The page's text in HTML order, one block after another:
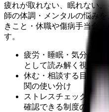
疲れが取れない、眠れない
師の体調・メンタルの悩み
きこと・休職や傷病手当金
す。
疲労・睡眠・気分の落
として読み解く視点
休む・相談する目安と
関の使い分け
ストレスチェック制度
確認できる制度の全体